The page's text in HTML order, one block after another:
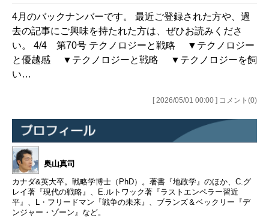
4月のバックナンバーです。 最近ご登録された方や、過
去の記事にご興味を持たれた方は、ぜひお読みくださ
い。 4/4 第70号 テクノロジーと戦略 ▼テクノロジー
と優越感 ▼テクノロジーと戦略 ▼テクノロジーを飼
い…
[ 2026/05/01 00:00 ] コメント(0)
奥山真司
カナダ&英大卒。戦略学博士（PhD）。著書『地政学』のほか、C.グ
レイ著『現代の戦略』、E.ルトワック著『ラストエンペラー習近
平』、L・フリードマン『戦争の未来』、ブランズ＆ベックリー『デ
ンジャー・ゾーン』など。